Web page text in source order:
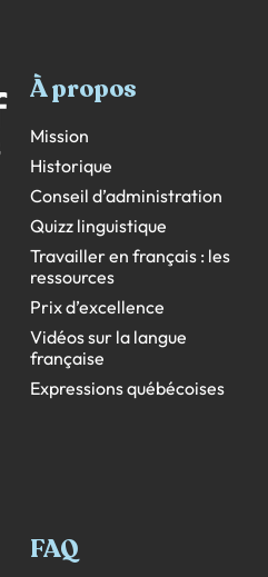
À propos
Mission
Historique
Conseil d’administration
Quizz linguistique
Travailler en français : les
ressources
Prix d’excellence
Vidéos sur la langue
française
Expressions québécoises
FAQ